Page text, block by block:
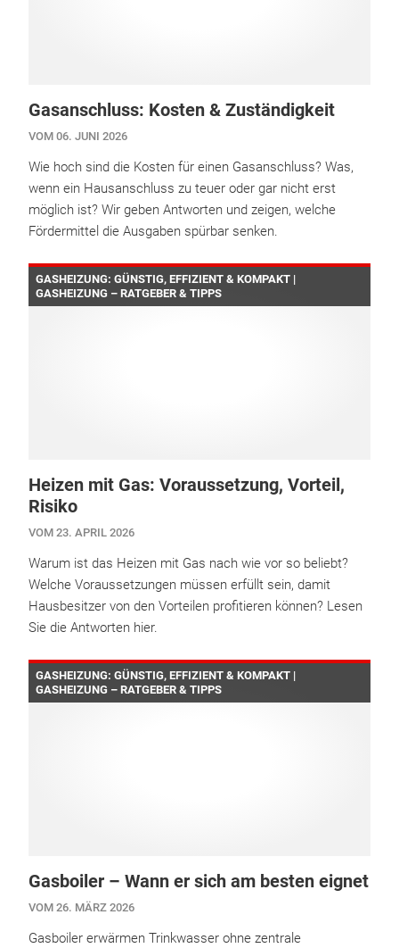
Gasanschluss: Kosten & Zuständigkeit
VOM 06. JUNI 2026
Wie hoch sind die Kosten für einen Gasanschluss? Was,
wenn ein Hausanschluss zu teuer oder gar nicht erst
möglich ist? Wir geben Antworten und zeigen, welche
Fördermittel die Ausgaben spürbar senken.
GASHEIZUNG: GÜNSTIG, EFFIZIENT & KOMPAKT |
GASHEIZUNG – RATGEBER & TIPPS
Heizen mit Gas: Voraussetzung, Vorteil,
Risiko
VOM 23. APRIL 2026
Warum ist das Heizen mit Gas nach wie vor so beliebt?
Welche Voraussetzungen müssen erfüllt sein, damit
Hausbesitzer von den Vorteilen profitieren können? Lesen
Sie die Antworten hier.
GASHEIZUNG: GÜNSTIG, EFFIZIENT & KOMPAKT |
GASHEIZUNG – RATGEBER & TIPPS
Gasboiler – Wann er sich am besten eignet
VOM 26. MÄRZ 2026
Gasboiler erwärmen Trinkwasser ohne zentrale